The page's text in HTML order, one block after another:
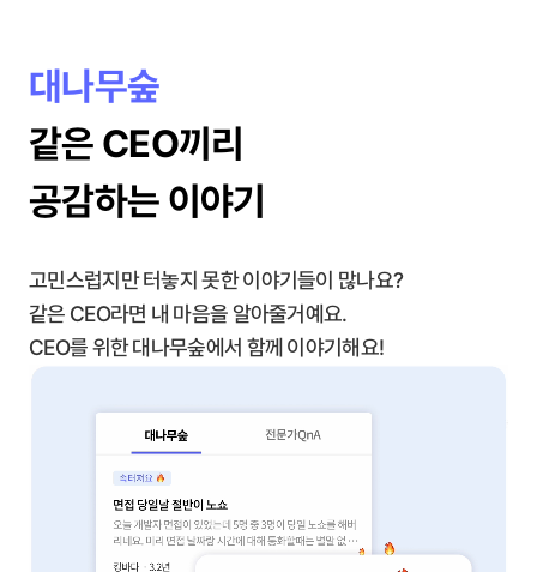
대나무숲
같은 CEO끼리
공감하는 이야기
고민스럽지만 터놓지 못한 이야기들이 많나요?
같은 CEO라면 내 마음을 알아줄거예요.
CEO를 위한 대나무숲에서 함께 이야기해요!